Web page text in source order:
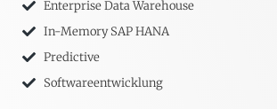
Enterprise Data Warehouse
In-Memory SAP HANA
Predictive
Softwareentwicklung